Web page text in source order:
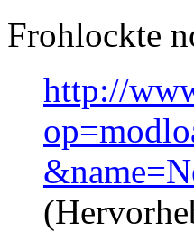
Frohlockte
http://